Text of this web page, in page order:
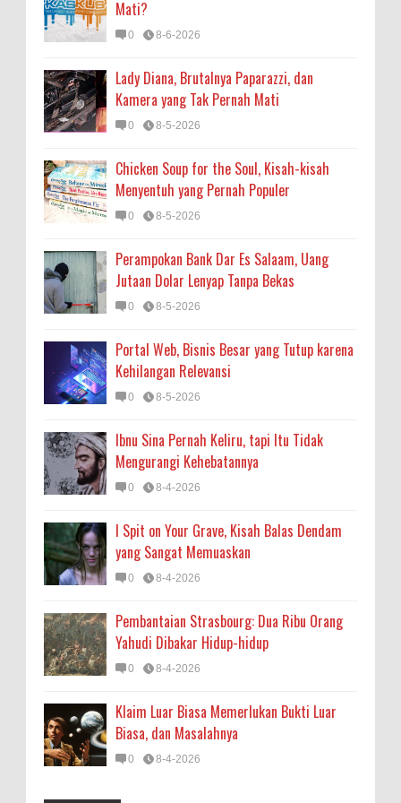
Mati?
0 8-6-2026
Lady Diana, Brutalnya Paparazzi, dan
Kamera yang Tak Pernah Mati
0 8-5-2026
Chicken Soup for the Soul, Kisah-kisah
Menyentuh yang Pernah Populer
0 8-5-2026
Perampokan Bank Dar Es Salaam, Uang
Jutaan Dolar Lenyap Tanpa Bekas
0 8-5-2026
Portal Web, Bisnis Besar yang Tutup karena
Kehilangan Relevansi
0 8-5-2026
Ibnu Sina Pernah Keliru, tapi Itu Tidak
Mengurangi Kehebatannya
0 8-4-2026
I Spit on Your Grave, Kisah Balas Dendam
yang Sangat Memuaskan
0 8-4-2026
Pembantaian Strasbourg: Dua Ribu Orang
Yahudi Dibakar Hidup-hidup
0 8-4-2026
Klaim Luar Biasa Memerlukan Bukti Luar
Biasa, dan Masalahnya
0 8-4-2026